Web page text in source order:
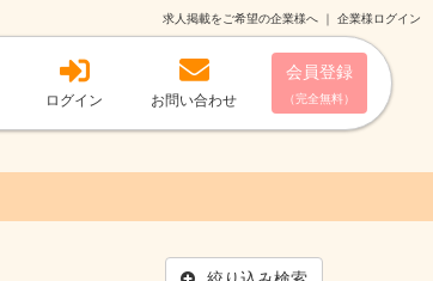
求人掲載をご希望の企業様へ ｜ 企業様ログイン
ログイン お問い合わせ
会員登録
（完全無料）